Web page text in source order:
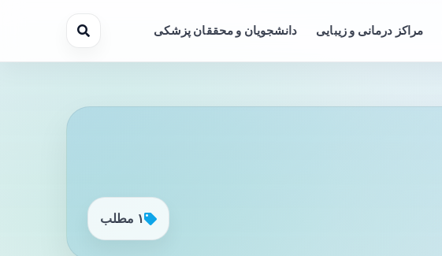
مراکز درمانی و زیبایی دانشجویان و محققان پزشکی
۱ مطلب